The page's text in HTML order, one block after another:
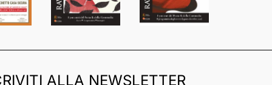
ALLA NEWSLETTER